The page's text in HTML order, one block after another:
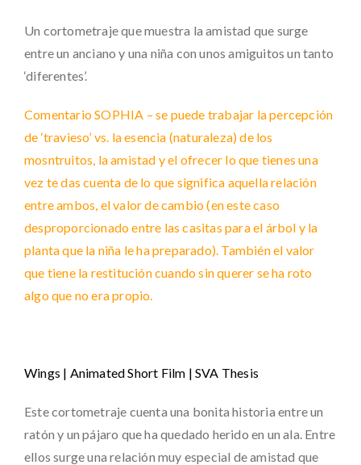
Un cortometraje que muestra la amistad que surge
entre un anciano y una niña con unos amiguitos un tanto
‘diferentes’.
Comentario SOPHIA – se puede trabajar la percepción
de ‘travieso’ vs. la esencia (naturaleza) de los
mosntruitos, la amistad y el ofrecer lo que tienes una
vez te das cuenta de lo que significa aquella relación
entre ambos, el valor de cambio (en este caso
desproporcionado entre las casitas para el árbol y la
planta que la niña le ha preparado). También el valor
que tiene la restitución cuando sin querer se ha roto
algo que no era propio.
Wings | Animated Short Film | SVA Thesis
Este cortometraje cuenta una bonita historia entre un
ratón y un pájaro que ha quedado herido en un ala. Entre
ellos surge una relación muy especial de amistad que